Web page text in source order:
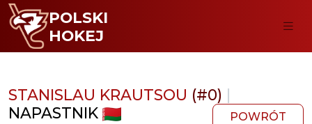
POLSKI
HOKEJ
STANISLAU KRAUTSOU (#0) |
NAPASTNIK
POWRÓT